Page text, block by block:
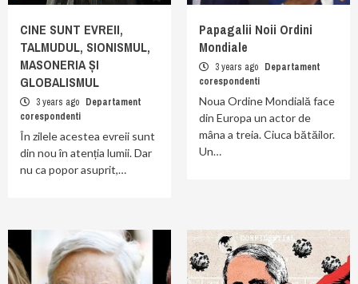
CINE SUNT EVREII,
TALMUDUL, SIONISMUL,
MASONERIA ȘI
GLOBALISMUL
3 years ago Departament
corespondenti
În zilele acestea evreii sunt
din nou în atenția lumii. Dar
nu ca popor asuprit,…
Papagalii Noii Ordini
Mondiale
3 years ago Departament
corespondenti
Noua Ordine Mondială face
din Europa un actor de
mâna a treia. Ciuca bătăilor.
Un…